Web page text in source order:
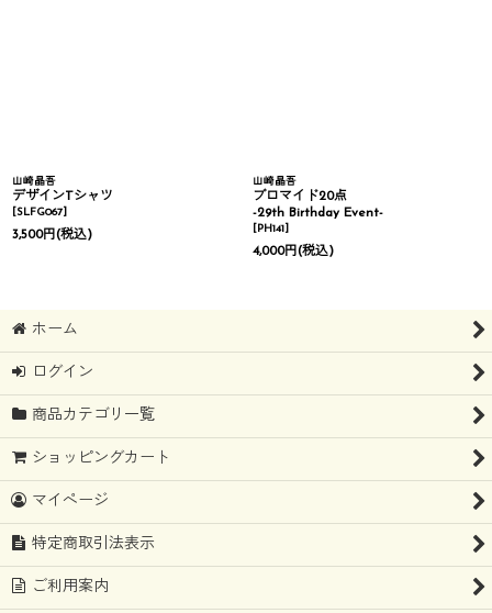
山崎晶吾
デザインTシャツ
[SLFG067]
3,500円(税込)
山崎晶吾
ブロマイド20点
-29th Birthday Event-
[PH141]
4,000円(税込)
ホーム
ログイン
商品カテゴリ一覧
ショッピングカート
マイページ
特定商取引法表示
ご利用案内